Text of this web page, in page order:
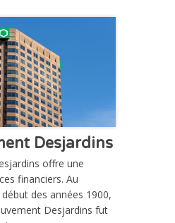
Desjardins
offre une
financiers. Au
des années 1900,
Desjardins fut